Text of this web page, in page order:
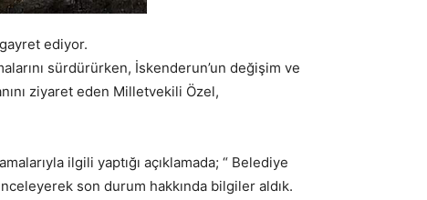
ediyor.
sürdürürken, İskenderun’un değişim ve
ziyaret eden Milletvekili Özel,
ilgili yaptığı açıklamada; “ Belediye
son durum hakkında bilgiler aldık.